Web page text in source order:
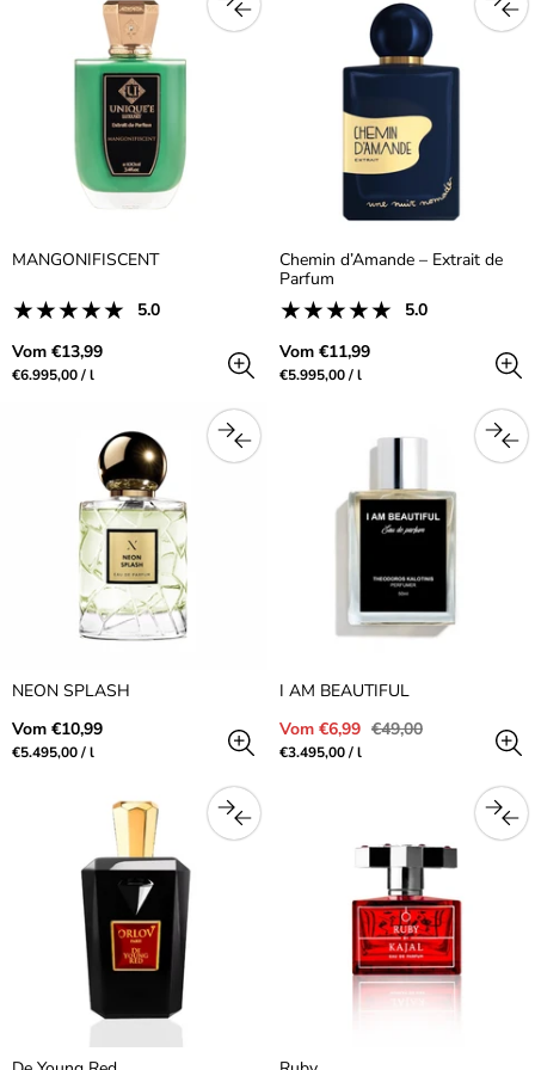
MANGONIFISCENT
Produktrezensionen:
5.0
aus
5.0
5.01
Regulärer
Preis
Vom €13,99
Preis
€6.995,00/pro
l
Chemin d’Amande – Extrait de
Parfum
Produktrezensionen:
5.0
aus
5.0
5.01
Regulärer
Preis
Vom €11,99
Preis
€5.995,00/pro
l
NEON SPLASH
Regulärer
Preis
Vom €10,99
Preis
€5.495,00/pro
l
I AM BEAUTIFUL
Verkaufspreis
Vom €6,99 Regulärer
€49,00
Preis
€3.495,00/pro
l